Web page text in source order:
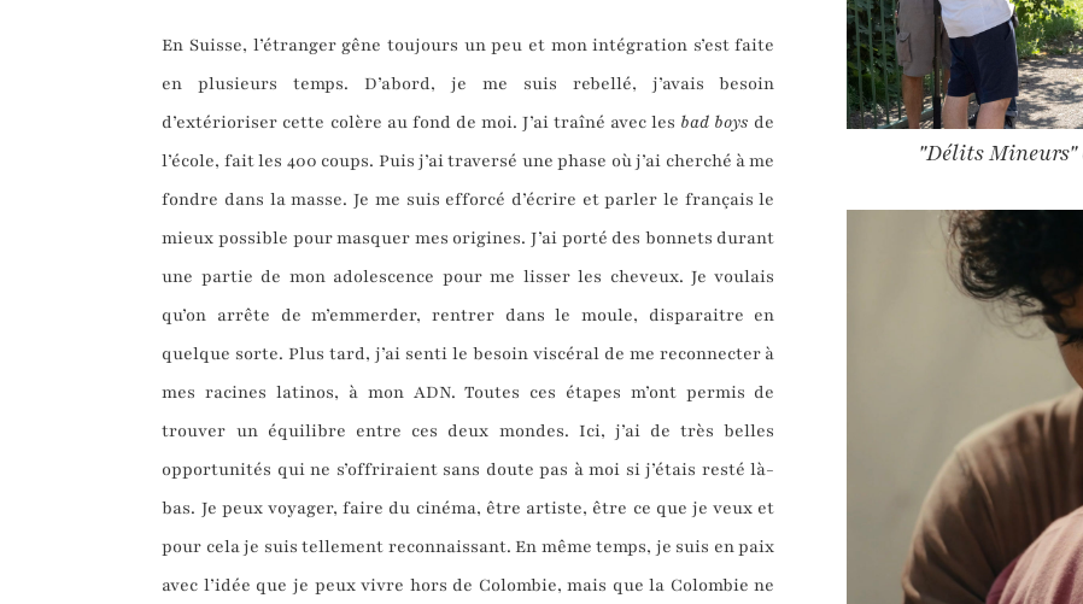
En Suisse, l’étranger gêne toujours un peu et mon intégration s’est faite
en plusieurs temps. D’abord, je me suis rebellé, j’avais besoin
d’extérioriser cette colère au fond de moi. J’ai traîné avec les bad boys de
l’école, fait les 400 coups. Puis j’ai traversé une phase où j’ai cherché à me
fondre dans la masse. Je me suis efforcé d’écrire et parler le français le
mieux possible pour masquer mes origines. J’ai porté des bonnets durant
une partie de mon adolescence pour me lisser les cheveux. Je voulais
qu’on arrête de m’emmerder, rentrer dans le moule, disparaitre en
quelque sorte. Plus tard, j’ai senti le besoin viscéral de me reconnecter à
mes racines latinos, à mon ADN. Toutes ces étapes m’ont permis de
trouver un équilibre entre ces deux mondes. Ici, j’ai de très belles
opportunités qui ne s’offriraient sans doute pas à moi si j’étais resté là-
bas. Je peux voyager, faire du cinéma, être artiste, être ce que je veux et
pour cela je suis tellement reconnaissant. En même temps, je suis en paix
avec l’idée que je peux vivre hors de Colombie, mais que la Colombie ne
"Délits